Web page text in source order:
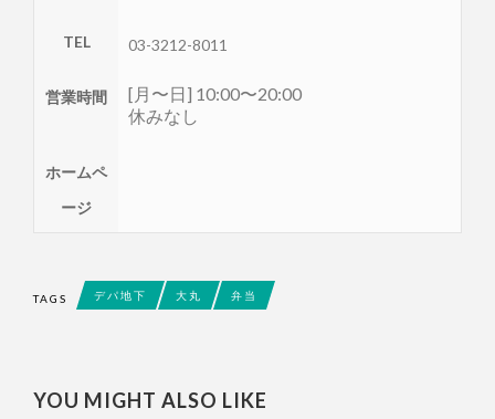
TEL 03-3212-8011
営業時間
[月〜日] 10:00〜20:00
休みなし
ホームペ
ージ
TAGS デパ地下 大丸 弁当
YOU MIGHT ALSO LIKE